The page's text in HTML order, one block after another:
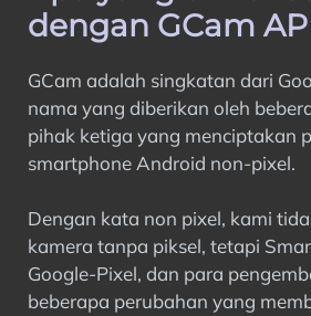
dengan GCam
GCam adalah singkatan dari
nama yang diberikan oleh
pihak ketiga yang menciptakan
smartphone Android non-pixel.
Dengan kata non pixel, kami
kamera tanpa piksel, tetapi
Google-Pixel, dan para
beberapa perubahan yang